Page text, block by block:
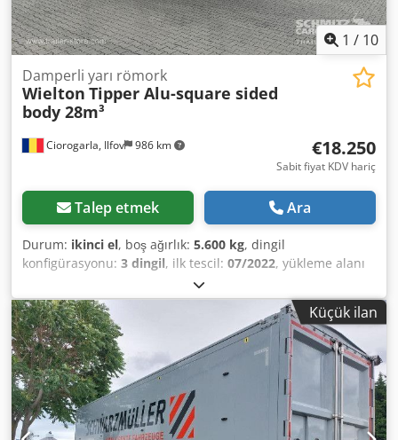
1 / 10
Ciorogarla, Ilfov 986 km
Damperli yarı römork
Wielton Tipper Alu-square sided
body 28m³
€18.250
Sabit fiyat KDV hariç
Talep etmek Ara
Durum: ikinci el, boş ağırlık: 5.600 kg, dingil
konfigürasyonu: 3 dingil, ilk tescil: 07/2022, yükleme alanı
385/65 R22,5
Üretim yılı:2022, Boş ağırlık: 5600 kg, Lastik ebadı: 385/65
R22.5, Yükleme alanı hacmi: 28 m³, 1. aks: , 2. aks: , 3. aks: ,
Ön kaldırılabilir aks, Web sitemizde mevcut tüm araçların
genel bir görünümünü bulabilirsiniz. Finansmana mı
ihtiyacınız var? Bireysel finansman çözümleri, tam servis
sözleşmeleri ve telematik hizmetler sunuyoruz. Size kişisel
olarak danışmanlık yapmaktan memnuniyet duyarız.
Crsdpfx Amjycma Uogsf
Küçük ilan